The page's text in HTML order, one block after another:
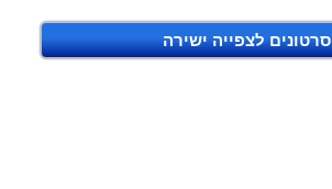
סרטונים לצפייה ישירה